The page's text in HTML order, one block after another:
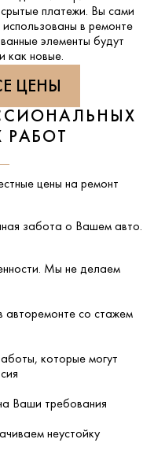
платежи. Вы сами
в ремонте
элементы будут
как новые.
ЦЕНЫ
цены на ремонт
забота о Вашем авто.
Мы не делаем
авторемонте со стажем
которые могут
Ваши требования
неустойку